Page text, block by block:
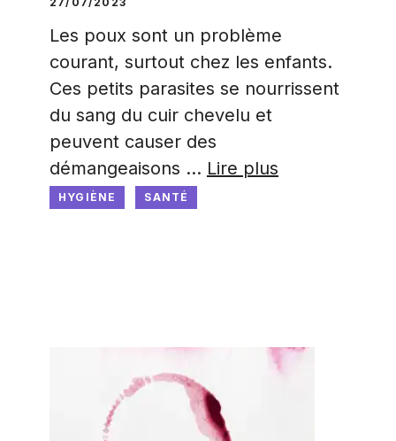
Les poux sont un problème
courant, surtout chez les enfants.
Ces petits parasites se nourrissent
du sang du cuir chevelu et
peuvent causer des
démangeaisons … Lire plus
HYGIÈNE SANTÉ